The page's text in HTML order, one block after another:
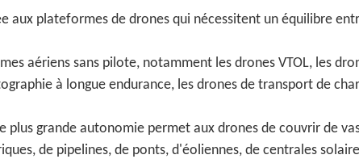
aux plateformes de drones qui nécessitent un équilibre
aériens sans pilote, notamment les drones VTOL, les
à longue endurance, les drones de transport de
plus grande autonomie permet aux drones de couvrir de
de pipelines, de ponts, d'éoliennes, de centrales